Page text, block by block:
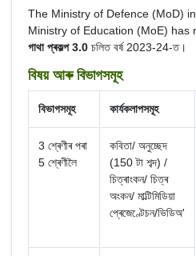
The Ministry of Defence (MoD)
Ministry of Education (MoE) has
গাথা প্ৰকল্প 3.0 চলিত বৰ্ষ 2023-24-ত।
বিষয় আৰু বিভাগসমূহ
বিভাগসমূহ কাৰ্যকলাপসমূহ
3 শ্ৰেণীৰ পৰা
5 শ্ৰেণীলৈ
কবিতা/ অনুচ্ছেদ
(150 টা শব্দ) /
চিত্ৰাংকন/ চিত্ৰ
অংকন/ মাল্টিমিডিয়া
প্ৰেজেণ্টেচন/ভিডিঅ'